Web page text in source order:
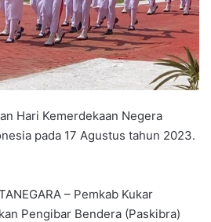
Hari Kemerdekaan Negera
pada 17 Agustus tahun 2023.
– Pemkab Kukar
Pengibar Bendera (Paskibra)